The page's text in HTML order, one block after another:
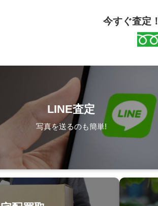
今すぐ査定！
LINE査定
写真を送るのも簡単!